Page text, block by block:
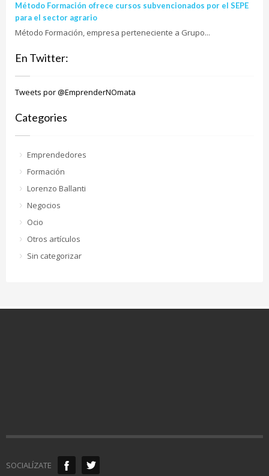
Método Formación ofrece cursos subvencionados por el SEPE
para el sector agrario
Método Formación, empresa perteneciente a Grupo...
En Twitter:
Tweets por @EmprenderNOmata
Categories
Emprendedores
Formación
Lorenzo Ballanti
Negocios
Ocio
Otros artículos
Sin categorizar
SOCIALÍZATE